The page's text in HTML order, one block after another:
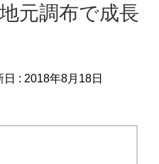
元調布で成長
日 : 2018年8月18日